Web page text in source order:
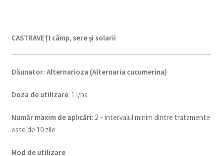
CASTRAVEȚI câmp, sere și solarii
Dăunator: Alternarioza (Alternaria cucumerina)
Doza de utilizare: 1 l/ha
Număr maxim de aplicări: 2 – intervalul minim dintre tratamente
este de 10 zile
Mod de utilizare